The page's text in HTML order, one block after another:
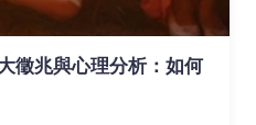
徵兆與心理分析：如何